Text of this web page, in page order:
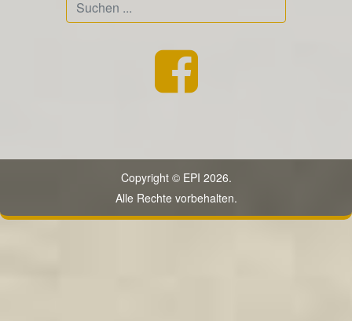
Copyright © EPI 2026.
Alle Rechte vorbehalten.